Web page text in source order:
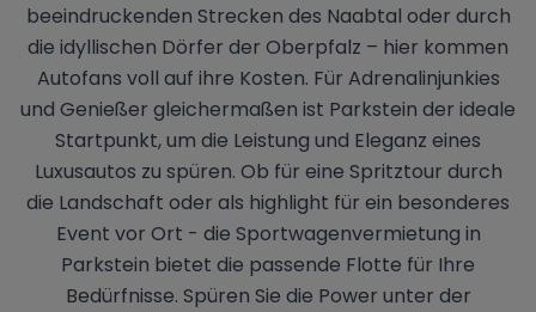
beeindruckenden Strecken des Naabtal oder durch
die idyllischen Dörfer der Oberpfalz – hier kommen
Autofans voll auf ihre Kosten. Für Adrenalinjunkies
und Genießer gleichermaßen ist Parkstein der ideale
Startpunkt, um die Leistung und Eleganz eines
Luxusautos zu spüren. Ob für eine Spritztour durch
die Landschaft oder als highlight für ein besonderes
Event vor Ort - die Sportwagenvermietung in
Parkstein bietet die passende Flotte für Ihre
Bedürfnisse. Spüren Sie die Power unter der